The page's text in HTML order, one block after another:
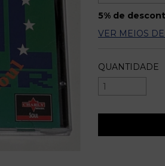
5% de
VER MEIOS
QUANTIDADE